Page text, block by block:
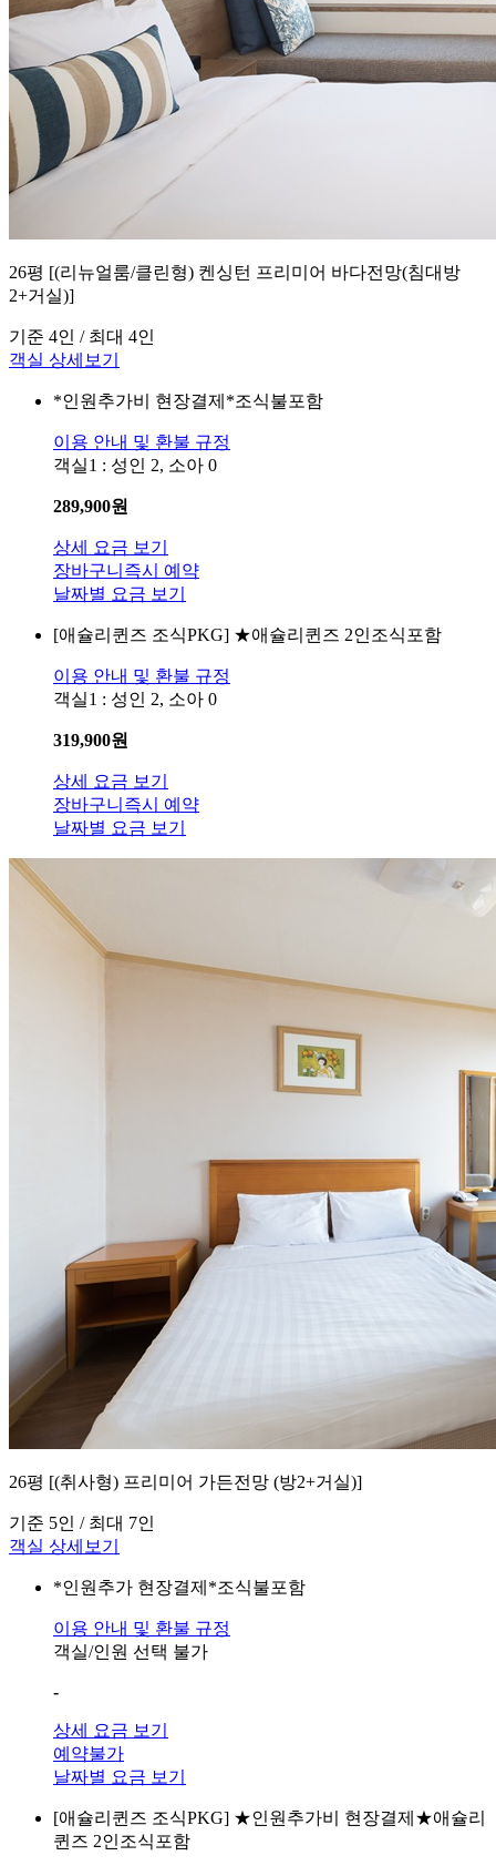
26평 [(리뉴얼룸/클린형) 켄싱턴 프리미어 바다전망(침대방
2+거실)]
기준 4인 / 최대 4인
객실 상세보기
*인원추가비 현장결제*조식불포함
이용 안내 및 환불 규정
객실1 : 성인 2, 소아 0
289,900원
상세 요금 보기
장바구니 즉시 예약
날짜별 요금 보기
[애슐리퀸즈 조식PKG] ★애슐리퀸즈 2인조식포함
이용 안내 및 환불 규정
객실1 : 성인 2, 소아 0
319,900원
상세 요금 보기
장바구니 즉시 예약
날짜별 요금 보기
26평 [(취사형) 프리미어 가든전망 (방2+거실)]
기준 5인 / 최대 7인
객실 상세보기
*인원추가 현장결제*조식불포함
이용 안내 및 환불 규정
객실/인원 선택 불가
-
상세 요금 보기
예약불가
날짜별 요금 보기
[애슐리퀸즈 조식PKG] ★인원추가비 현장결제★애슐리
퀸즈 2인조식포함